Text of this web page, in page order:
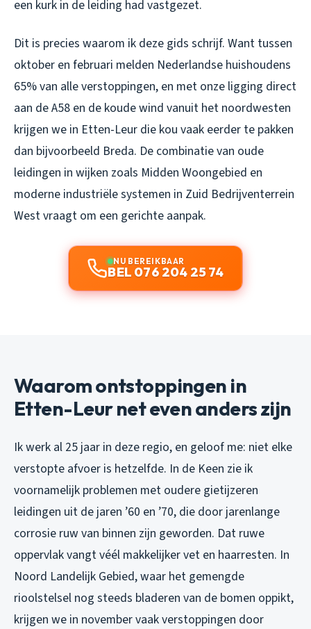
een kurk in de leiding had vastgezet.
Dit is precies waarom ik deze gids schrijf. Want tussen
oktober en februari melden Nederlandse huishoudens
65% van alle verstoppingen, en met onze ligging direct
aan de A58 en de koude wind vanuit het noordwesten
krijgen we in Etten-Leur die kou vaak eerder te pakken
dan bijvoorbeeld Breda. De combinatie van oude
leidingen in wijken zoals Midden Woongebied en
moderne industriële systemen in Zuid Bedrijventerrein
West vraagt om een gerichte aanpak.
NU BEREIKBAAR
BEL 076 204 25 74
Waarom ontstoppingen in
Etten-Leur net even anders zijn
Ik werk al 25 jaar in deze regio, en geloof me: niet elke
verstopte afvoer is hetzelfde. In de Keen zie ik
voornamelijk problemen met oudere gietijzeren
leidingen uit de jaren ’60 en ’70, die door jarenlange
corrosie ruw van binnen zijn geworden. Dat ruwe
oppervlak vangt véél makkelijker vet en haarresten. In
Noord Landelijk Gebied, waar het gemengde
rioolstelsel nog steeds bladeren van de bomen oppikt,
krijgen we in november vaak verstoppingen door